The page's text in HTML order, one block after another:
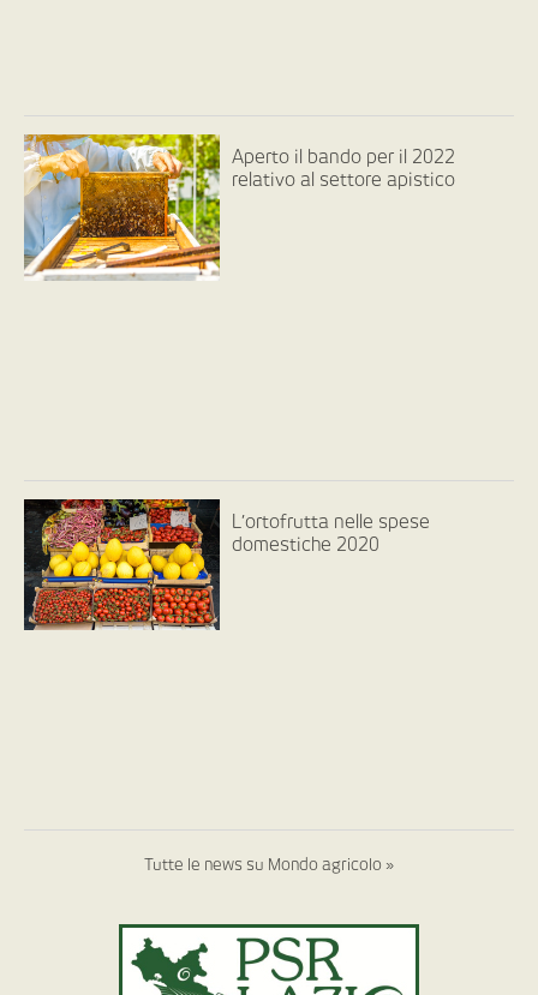
Aperto il bando per il 2022
relativo al settore apistico
L’ortofrutta nelle spese
domestiche 2020
Tutte le news su Mondo agricolo »